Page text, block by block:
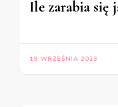
Ile zarabia się
19 WRZEŚNIA 2023